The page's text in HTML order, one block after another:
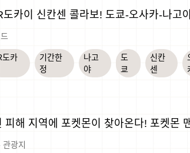
카이 신칸센 콜라보! 도쿄-오사카-나고
도카
기간한
정
나고
야
도
쿄
신칸
센
피해 지역에 포켓몬이 찾아온다! 포켓몬
관광지